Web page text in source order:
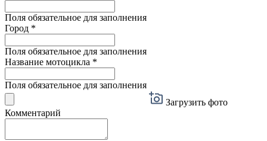
Поля обязательное для заполнения
Город *
Поля обязательное для заполнения
Название мотоцикла *
Поля обязательное для заполнения
Загрузить фото
Комментарий